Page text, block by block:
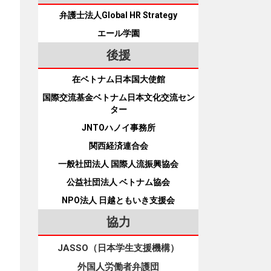
弁護士法人Global HR Strategy
エール学園
後援
在ベトナム日本国大使館
国際交流基金ベトナム日本文化交流セン
ター
JNTOハノイ事務所
関西経済連合会
一般社団法人 国際人流振興協会
公益社団法人 ベトナム協会
NPO法人 日越ともいき支援会
協力
JASSO（日本学生支援機構）
外国人労働者弁護団